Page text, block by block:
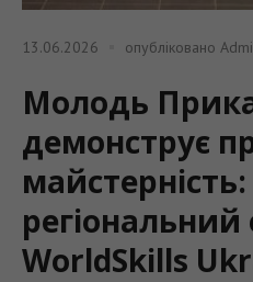
13.06.2026 опубліковано
Молодь
демонструє
майстерність:
регіональний
WorldSkills